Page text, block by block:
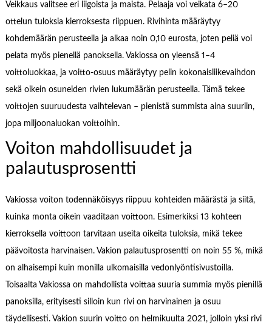
Veikkaus valitsee eri liigoista ja maista. Pelaaja voi veikata 6–20
ottelun tuloksia kierroksesta riippuen. Rivihinta määräytyy
kohdemäärän perusteella ja alkaa noin 0,10 eurosta, joten peliä voi
pelata myös pienellä panoksella. Vakiossa on yleensä 1–4
voittoluokkaa, ja voitto-osuus määräytyy pelin kokonaisliikevaihdon
sekä oikein osuneiden rivien lukumäärän perusteella. Tämä tekee
voittojen suuruudesta vaihtelevan – pienistä summista aina suuriin,
jopa miljoonaluokan voittoihin.
Voiton mahdollisuudet ja
palautusprosentti
Vakiossa voiton todennäköisyys riippuu kohteiden määrästä ja siitä,
kuinka monta oikein vaaditaan voittoon. Esimerkiksi 13 kohteen
kierroksella voittoon tarvitaan useita oikeita tuloksia, mikä tekee
päävoitosta harvinaisen. Vakion palautusprosentti on noin 55 %, mikä
on alhaisempi kuin monilla ulkomaisilla vedonlyöntisivustoilla.
Toisaalta Vakiossa on mahdollista voittaa suuria summia myös pienillä
panoksilla, erityisesti silloin kun rivi on harvinainen ja osuu
täydellisesti. Vakion suurin voitto on helmikuulta 2021, jolloin yksi rivi